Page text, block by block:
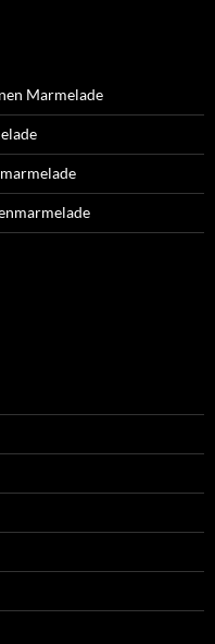
Marmelade